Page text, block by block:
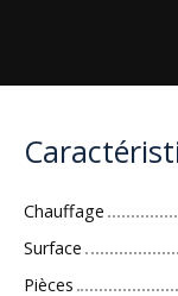
Chauffage
Surface
Pièces